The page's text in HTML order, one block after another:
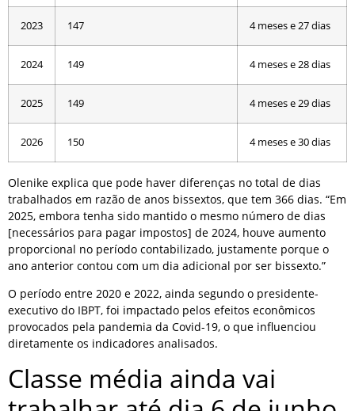
2023 147 4 meses e 27 dias
2024 149 4 meses e 28 dias
2025 149 4 meses e 29 dias
2026 150 4 meses e 30 dias
Olenike explica que pode haver diferenças no total de dias
trabalhados em razão de anos bissextos, que tem 366 dias. “Em
2025, embora tenha sido mantido o mesmo número de dias
[necessários para pagar impostos] de 2024, houve aumento
proporcional no período contabilizado, justamente porque o
ano anterior contou com um dia adicional por ser bissexto.”
O período entre 2020 e 2022, ainda segundo o presidente-
executivo do IBPT, foi impactado pelos efeitos econômicos
provocados pela pandemia da Covid-19, o que influenciou
diretamente os indicadores analisados.
Classe média ainda vai